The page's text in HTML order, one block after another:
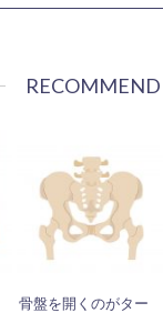
RECOMMEND
骨盤を開くのがター